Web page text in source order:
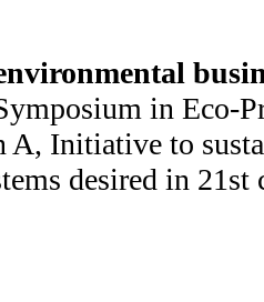
in Eco-
A, Initiative to
desired in 21st